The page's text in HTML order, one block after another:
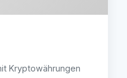
Kryptowährungen